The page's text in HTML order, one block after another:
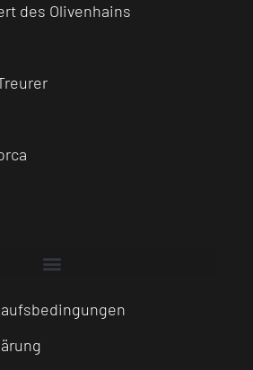
des Olivenhains